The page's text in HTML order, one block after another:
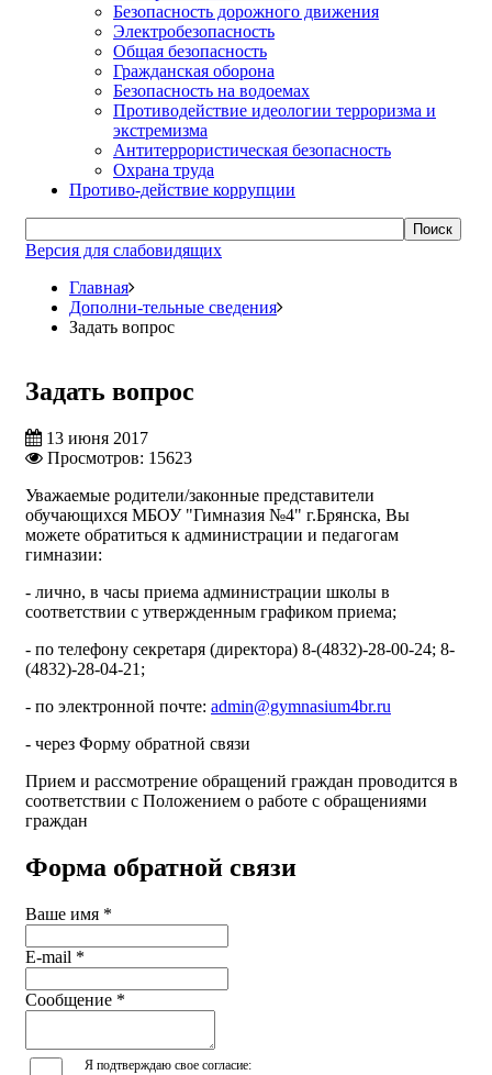
Безопасность дорожного движения
Электробезопасность
Общая безопасность
Гражданская оборона
Безопасность на водоемах
Противодействие идеологии терроризма и
экстремизма
Антитеррористическая безопасность
Охрана труда
Противо-действие коррупции
Поиск
Версия для слабовидящих
Главная
Дополни-тельные сведения
Задать вопрос
Задать вопрос
13 июня 2017
Просмотров: 15623
Уважаемые родители/законные представители
обучающихся МБОУ "Гимназия №4" г.Брянска, Вы
можете обратиться к администрации и педагогам
гимназии:
- лично, в часы приема администрации школы в
соответствии с утвержденным графиком приема;
- по телефону секретаря (директора) 8-(4832)-28-00-24; 8-
(4832)-28-04-21;
- по электронной почте: admin@gymnasium4br.ru
- через Форму обратной связи
Прием и рассмотрение обращений граждан проводится в
соответствии с Положением о работе с обращениями
граждан
Форма обратной связи
Ваше имя *
E-mail *
Сообщение *
Я подтверждаю свое согласие: